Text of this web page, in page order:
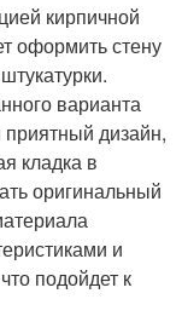
кирпичной
оформить стену
варианта
дизайн,
кладка в
оригинальный
и
подойдет к